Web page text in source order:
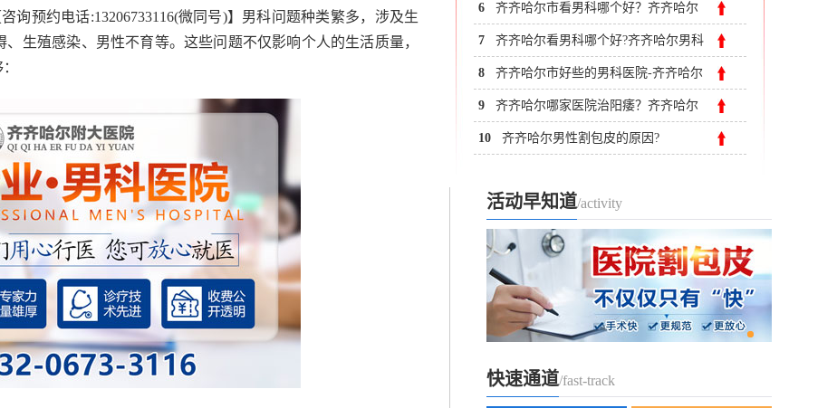
咨询预约电话:13206733116(微同号)】 男科问题种类繁多，涉及生
生殖感染、男性不育等。这些问题不仅影响个人的生活质量，
6 齐齐哈尔市看男科哪个好？齐齐哈尔
附大男科医院
7 齐齐哈尔看男科哪个好?齐齐哈尔男科
医院
8 齐齐哈尔市好些的男科医院-齐齐哈尔
市男科医院哪里好
9 齐齐哈尔哪家医院治阳痿？齐齐哈尔
附大男科医院
10 齐齐哈尔男性割包皮的原因?
活动早知道/activity
快速通道/fast-track